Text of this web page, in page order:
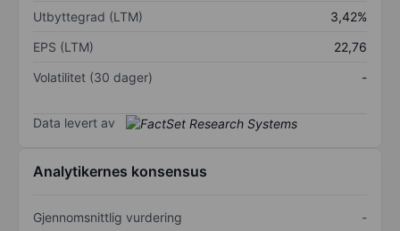
Utbyttegrad (LTM)
3,42%
EPS (LTM)
22,76
Volatilitet (30 dager)
-
Data levert av
Analytikernes konsensus
Gjennomsnittlig vurdering -